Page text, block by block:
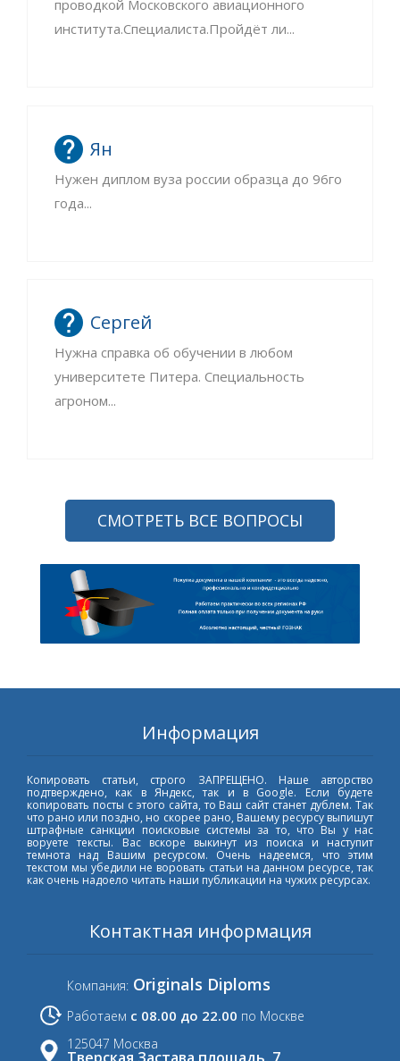
проводкой Московского авиационного
института.Специалиста.Пройдёт ли...
Ян
Нужен диплом вуза россии образца до 96го
года...
Сергей
Нужна справка об обучении в любом
университете Питера. Специальность
агроном...
СМОТРЕТЬ ВСЕ ВОПРОСЫ
Информация
Копировать статьи, строго ЗАПРЕЩЕНО. Наше авторство
подтверждено, как в Яндекс, так и в Google. Если будете
копировать посты с этого сайта, то Ваш сайт станет дублем. Так
что рано или поздно, но скорее рано, Вашему ресурсу выпишут
штрафные санкции поисковые системы за то, что Вы у нас
воруете тексты. Вас вскоре выкинут из поиска и наступит
темнота над Вашим ресурсом. Очень надеемся, что этим
текстом мы убедили не воровать статьи на данном ресурсе, так
как очень надоело читать наши публикации на чужих ресурсах.
Контактная информация
Компания: Originals Diploms
Работаем с 08.00 до 22.00 по Москве
125047 Москва